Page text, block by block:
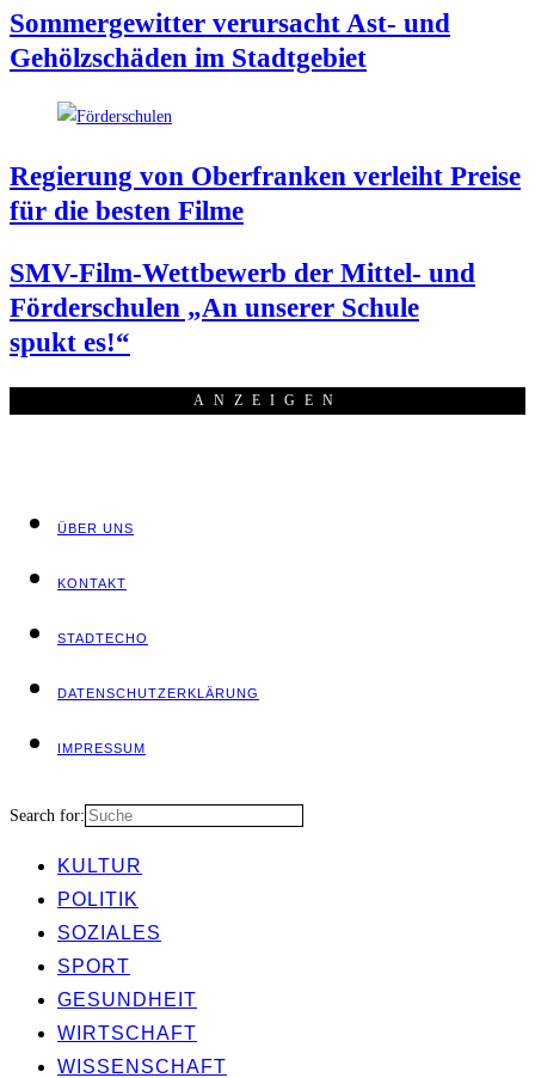
Som­mer­ge­wit­ter ver­ur­sacht Ast- und
Gehölz­schä­den im Stadtgebiet
Regie­rung von Ober­fran­ken ver­leiht Prei­se
für die bes­ten Filme
SMV-Film-Wett­be­werb der Mit­tel- und
För­der­schu­len „An unse­rer Schu­le
spukt es!“
ANZEI­GEN
ÜBER UNS
KON­TAKT
STADT­ECHO
DATEN­SCHUTZ­ER­KLÄ­RUNG
IMPRES­SUM
Search for:
KUL­TUR
POLI­TIK
SOZIA­LES
SPORT
GESUND­HEIT
WIRT­SCHAFT
WIS­SEN­SCHAFT